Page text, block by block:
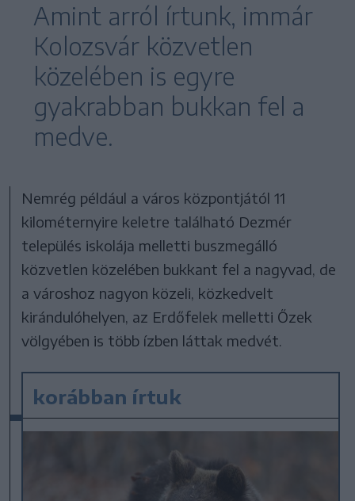
Amint arról írtunk, immár
Kolozsvár közvetlen
közelében is egyre
gyakrabban bukkan fel a
medve.
Nemrég például a város központjától 11
kilométernyire keletre található Dezmér
település iskolája melletti buszmegálló
közvetlen közelében bukkant fel a nagyvad, de
a városhoz nagyon közeli, közkedvelt
kirándulóhelyen, az Erdőfelek melletti Őzek
völgyében is több ízben láttak medvét.
korábban írtuk